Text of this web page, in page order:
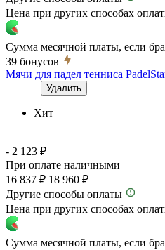
Цена при других способах
Сумма месячной платы, если
39 бонусов
Мячи для падел тенниса
Удалить
Хит
- 2 123 ₽
При оплате наличными
16 837 ₽ 18 960 ₽
Другие способы оплаты
Цена при других способах
Сумма месячной платы, если